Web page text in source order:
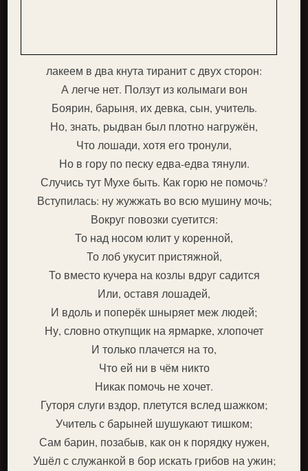
лакеем в два кнута тиранит с двух сторон:
А легче нет. Ползут из колымаги вон
Боярин, барыня, их девка, сын, учитель.
Но, знать, рыдван был плотно нагружён,
Что лошади, хотя его тронули,
Но в гору по песку едва-едва тянули.
Случись тут Мухе быть. Как горю не помочь?
Вступилась: ну жужжать во всю мушину мочь;
Вокруг повозки суетится:
То над носом юлит у коренной,
То лоб укусит пристяжной,
То вместо кучера на козлы вдруг садится
Или, оставя лошадей,
И вдоль и поперёк шныряет меж людей;
Ну, словно откупщик на ярмарке, хлопочет
И только плачется на то,
Что ей ни в чём никто
Никак помочь не хочет.
Гуторя слуги вздор, плетутся вслед шажком;
Учитель с барыней шушукают тишком;
Сам барин, позабыв, как он к порядку нужен,
Ушёл с служанкой в бор искать грибов на ужин;